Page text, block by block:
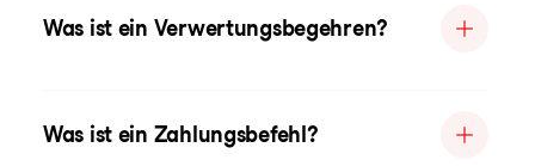
Was ist ein Verwertungsbegehren?
Was ist ein Zahlungsbefehl?